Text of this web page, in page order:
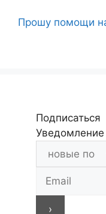
Прошу помощи
Подписаться
Уведомление